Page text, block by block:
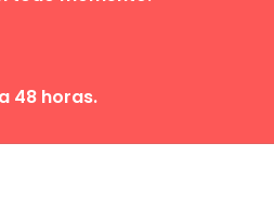
48 horas.